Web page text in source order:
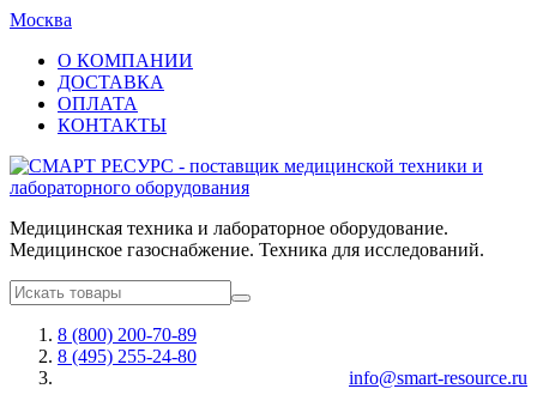
Москва
О КОМПАНИИ
ДОСТАВКА
ОПЛАТА
КОНТАКТЫ
Медицинская техника и лабораторное оборудование.
Медицинское газоснабжение. Техника для исследований.
8 (800) 200-70-89
8 (495) 255-24-80
info@smart-resource.ru